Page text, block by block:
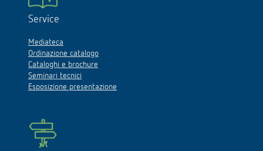
Service
Mediateca
Ordinazione catalogo
Cataloghi e brochure
Seminari tecnici
Esposizione presentazione